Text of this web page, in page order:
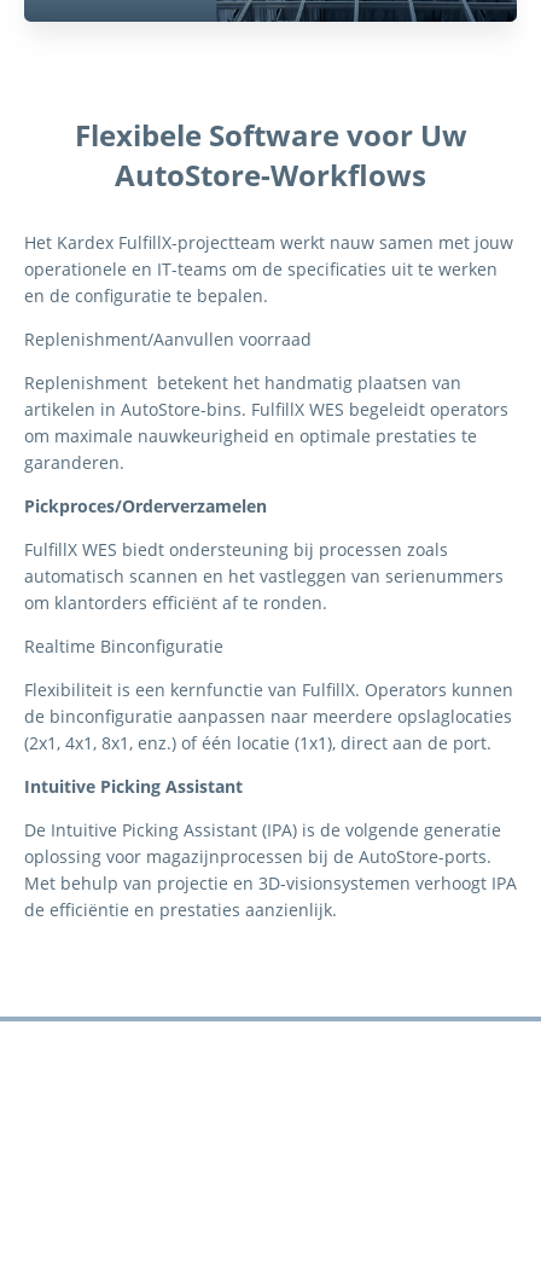
Flexibele Software voor Uw
AutoStore-Workflows
Het Kardex FulfillX-projectteam werkt nauw samen met jouw
operationele en IT-teams om de specificaties uit te werken
en de configuratie te bepalen.
Replenishment/Aanvullen voorraad
Replenishment betekent het handmatig plaatsen van
artikelen in AutoStore-bins. FulfillX WES begeleidt operators
om maximale nauwkeurigheid en optimale prestaties te
garanderen.
Pickproces/Orderverzamelen
FulfillX WES biedt ondersteuning bij processen zoals
automatisch scannen en het vastleggen van serienummers
om klantorders efficiënt af te ronden.
Realtime Binconfiguratie
Flexibiliteit is een kernfunctie van FulfillX. Operators kunnen
de binconfiguratie aanpassen naar meerdere opslaglocaties
(2x1, 4x1, 8x1, enz.) oféén locatie (1x1), direct aan de port.
Intuitive Picking Assistant
De Intuitive Picking Assistant (IPA) is de volgende generatie
oplossing voor magazijnprocessen bij de AutoStore-ports.
Met behulp van projectie en 3D-visionsystemen verhoogt IPA
de efficiëntie en prestaties aanzienlijk.